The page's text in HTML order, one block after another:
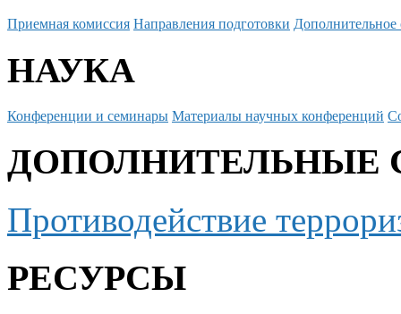
Приемная комиссия Направления подготовки Дополнительное
НАУКА
Конференции и семинары Материалы научных конференций
ДОПОЛНИТЕЛЬНЫЕ
Противодействие
РЕСУРСЫ